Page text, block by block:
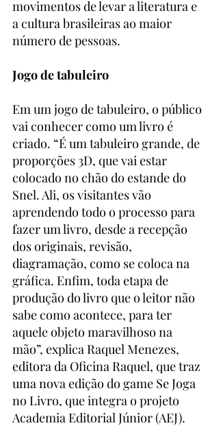
movimentos de levar a literatura e
a cultura brasileiras ao maior
número de pessoas.
Jogo de tabuleiro
Em um jogo de tabuleiro, o público
vai conhecer como um livro é
criado. “É um tabuleiro grande, de
proporções 3D, que vai estar
colocado no chão do estande do
Snel. Ali, os visitantes vão
aprendendo todo o processo para
fazer um livro, desde a recepção
dos originais, revisão,
diagramação, como se coloca na
gráfica. Enfim, toda etapa de
produção do livro que o leitor não
sabe como acontece, para ter
aquele objeto maravilhoso na
mão”, explica Raquel Menezes,
editora da Oficina Raquel, que traz
uma nova edição do game Se Joga
no Livro, que integra o projeto
Academia Editorial Júnior (AEJ).